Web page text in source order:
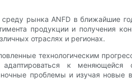
среду рынка ANFD в ближайшие
продукции и получения
отраслях и регионах.
технологическим
к меняющейся
проблемы и изучая новые